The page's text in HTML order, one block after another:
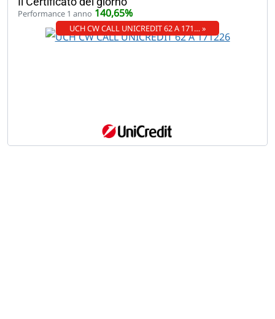
Performance 1 anno 140,65%
UCH CW CALL UNICREDIT 62 A 171… »